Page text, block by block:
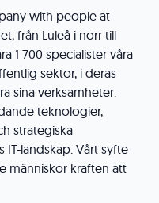
with people at
från Luleå i norr till
1 700 specialister våra
sektor, i deras
sina verksamheter.
teknologier,
strategiska
landskap. Vårt syfte
människor kraften att